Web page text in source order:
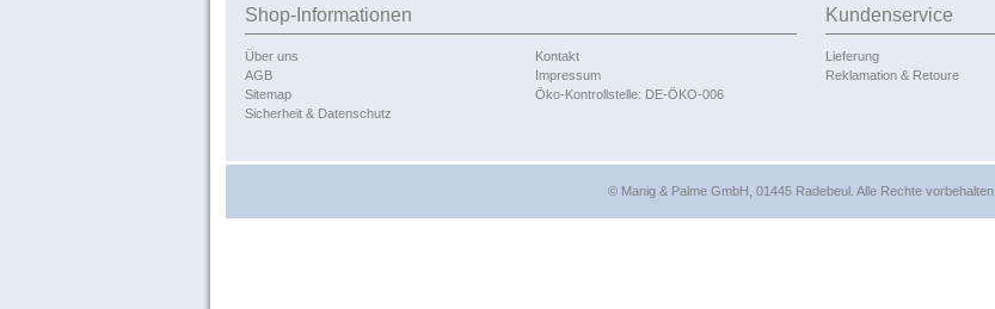
Shop-Informationen
Über uns
AGB
Sitemap
Sicherheit & Datenschutz
Kontakt
Impressum
Öko-Kontrollstelle: DE-ÖKO-006
Kundenservice
Lieferung
Reklamation & Retoure
© Manig & Palme GmbH, 01445 Radebeul. Alle Rechte vorbehalten.